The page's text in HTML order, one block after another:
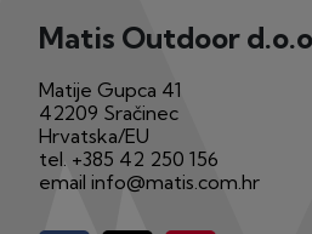
Matis Outdoor
Matije Gupca 41
42209 Sračinec
Hrvatska/EU
tel. +385 42 250 156
email info@matis.com.hr